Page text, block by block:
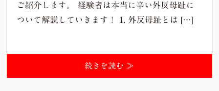
ご紹介します。 経験者は本当に辛い外反母趾に
ついて解説していきます！ 1. 外反母趾とは […]
続きを読む ≫